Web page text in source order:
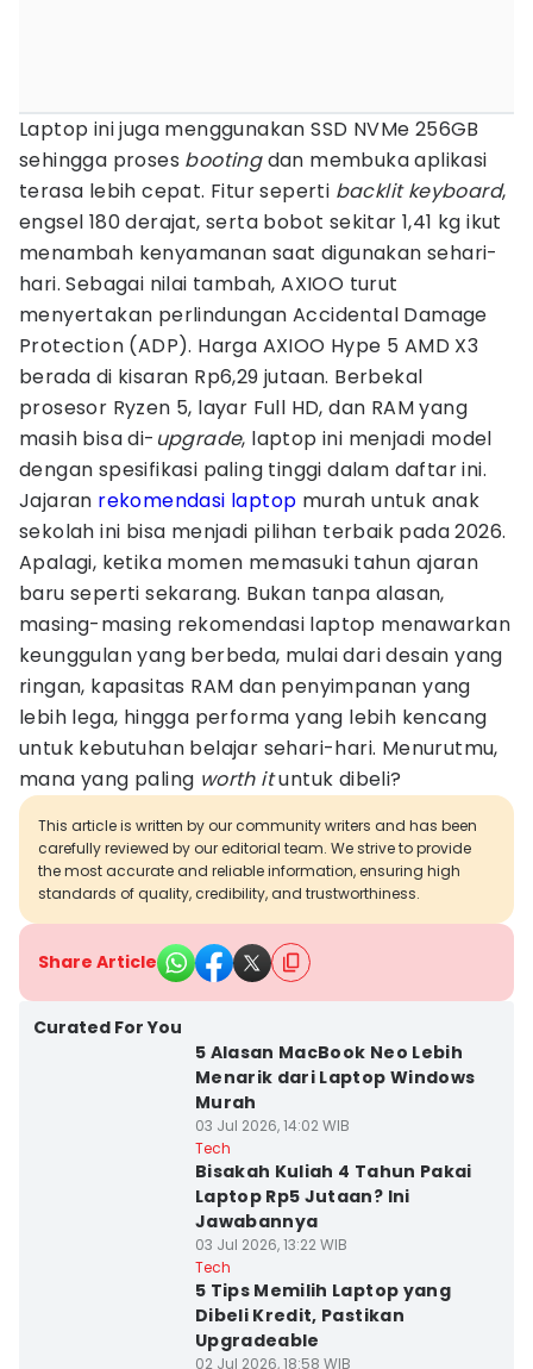
Laptop ini juga menggunakan SSD NVMe 256GB
sehingga proses bootingdan membuka aplikasi
terasa lebih cepat. Fitur seperti backlit keyboard,
engsel 180 derajat, serta bobot sekitar 1,41 kg ikut
menambah kenyamanan saat digunakan sehari-
hari. Sebagai nilai tambah, AXIOO turut
menyertakan perlindungan Accidental Damage
Protection (ADP). Harga AXIOO Hype 5 AMD X3
berada di kisaran Rp6,29 jutaan. Berbekal
prosesor Ryzen 5, layar Full HD, dan RAM yang
masih bisa di- upgrade, laptop ini menjadi model
dengan spesifikasi paling tinggi dalam daftar ini.
Jajaran rekomendasi laptop murah untuk anak
sekolah ini bisa menjadi pilihan terbaik pada 2026.
Apalagi, ketika momen memasuki tahun ajaran
baru seperti sekarang. Bukan tanpa alasan,
masing-masing rekomendasi laptop menawarkan
keunggulan yang berbeda, mulai dari desain yang
ringan, kapasitas RAM dan penyimpanan yang
lebih lega, hingga performa yang lebih kencang
untuk kebutuhan belajar sehari-hari. Menurutmu,
mana yang paling worth ituntuk dibeli?
This article is written by our community writers and has been
carefully reviewed by our editorial team. We strive to provide
the most accurate and reliable information, ensuring high
standards of quality, credibility, and trustworthiness.
Share Article
Curated For You
5 Alasan MacBook Neo Lebih
Menarik dari Laptop Windows
Murah
03 Jul 2026, 14:02 WIB
Tech
Bisakah Kuliah 4 Tahun Pakai
Laptop Rp5 Jutaan? Ini
Jawabannya
03 Jul 2026, 13:22 WIB
Tech
5 Tips Memilih Laptop yang
Dibeli Kredit, Pastikan
Upgradeable
02 Jul 2026, 18:58 WIB